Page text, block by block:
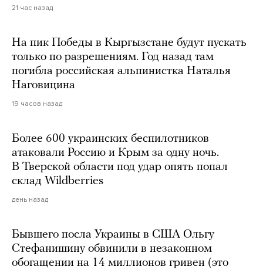
21 час назад
На пик Победы в Кыргызстане будут пускать
только по разрешениям. Год назад там
погибла российская альпинистка Наталья
Наговицина
19 часов назад
Более 600 украинских беспилотников
атаковали Россию и Крым за одну ночь.
В Тверской области под удар опять попал
склад Wildberries
день назад
Бывшего посла Украины в США Ольгу
Стефанишину обвинили в незаконном
обогащении на 14 миллионов гривен (это